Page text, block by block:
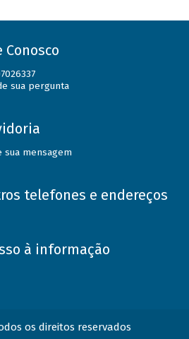
Conosco
sua pergunta
sua mensagem
telefones e endereços
à informação
os direitos reservados